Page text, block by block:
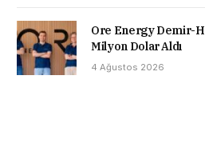
Ore Energy Demir-
Milyon Dolar Aldı
4 Ağustos 2026